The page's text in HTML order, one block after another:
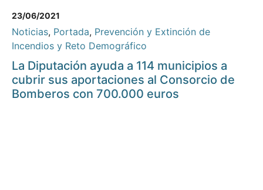
23/06/2021
Noticias, Portada, Prevención y Extinción de
Incendios y Reto Demográfico
La Diputación ayuda a 114 municipios a
cubrir sus aportaciones al Consorcio de
Bomberos con 700.000 euros